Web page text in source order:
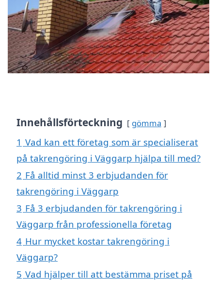
Innehållsförteckning gömma
1 Vad kan ett företag som är specialiserat
på takrengöring i Väggarp hjälpa till med?
2 Få alltid minst 3 erbjudanden för
takrengöring i Väggarp
3 Få 3 erbjudanden för takrengöring i
Väggarp från professionella företag
4 Hur mycket kostar takrengöring i
Väggarp?
5 Vad hjälper till att bestämma priset på